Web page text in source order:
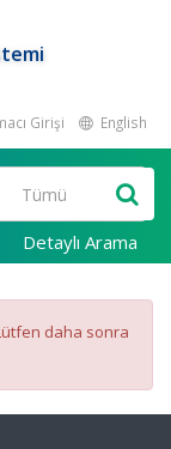
Girişi English
Detaylı Arama
daha sonra